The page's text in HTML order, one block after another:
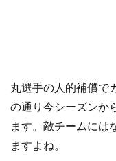
丸選手の人的補償で
の通り今シーズンか
ます。敵チームには
ますよね。